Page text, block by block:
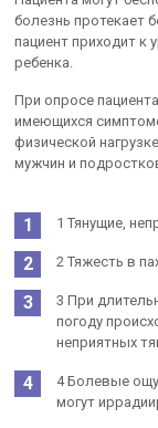
болезнь протекает
пациент приходит к
ребенка.
При опросе
имеющихся
физической
мужчин и
1 Тянущие,
2 Тяжесть в
3 При
погоду
неприятных
4 Болевые
могут